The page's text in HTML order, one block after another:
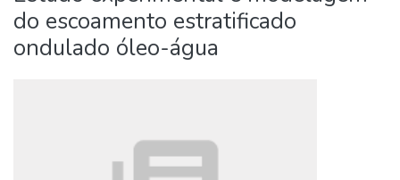
do escoamento estratificado
ondulado óleo-água